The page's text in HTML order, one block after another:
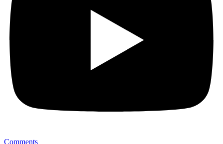
Comments